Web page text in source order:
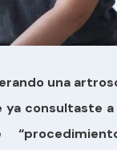
una
ya consultaste